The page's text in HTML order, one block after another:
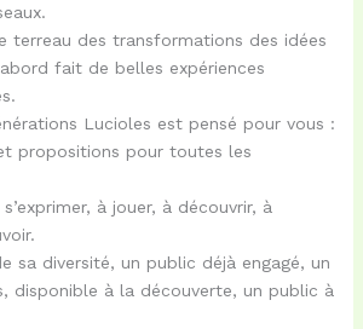
terreau des transformations des idées
fait de belles expériences
Lucioles est pensé pour vous :
propositions pour toutes les
à jouer, à découvrir, à
sa diversité, un public déjà engagé, un
disponible à la découverte, un public à